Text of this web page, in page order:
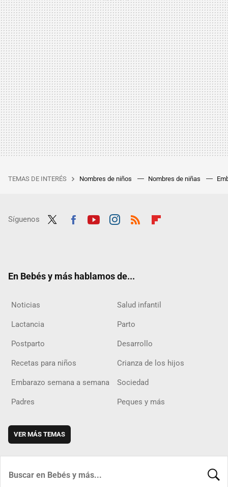
TEMAS DE INTERÉS Nombres de niños Nombres de niñas
Síguenos
En Bebés y más hablamos de...
Noticias Salud infantil
Lactancia Parto
Postparto Desarrollo
Recetas para niños Crianza de los hijos
Embarazo semana a semana Sociedad
Padres Peques y más
VER MÁS TEMAS